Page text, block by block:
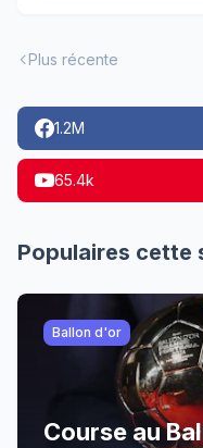
Plus récente
1.2M
65.4k
Populaires cette
Ballon d'or
Course au